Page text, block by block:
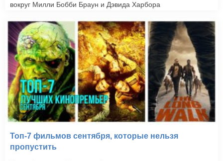
вокруг Милли Бобби Браун и Дэвида Харбора
Топ-7 фильмов сентября, которые нельзя
пропустить